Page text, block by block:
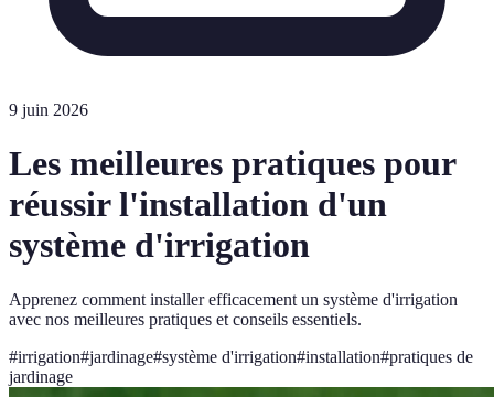
9 juin 2026
Les meilleures pratiques pour
réussir l'installation d'un
système d'irrigation
Apprenez comment installer efficacement un système d'irrigation
avec nos meilleures pratiques et conseils essentiels.
#irrigation#jardinage#système d'irrigation#installation#pratiques de
jardinage